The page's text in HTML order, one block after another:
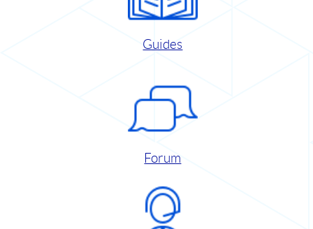
Guides
Forum